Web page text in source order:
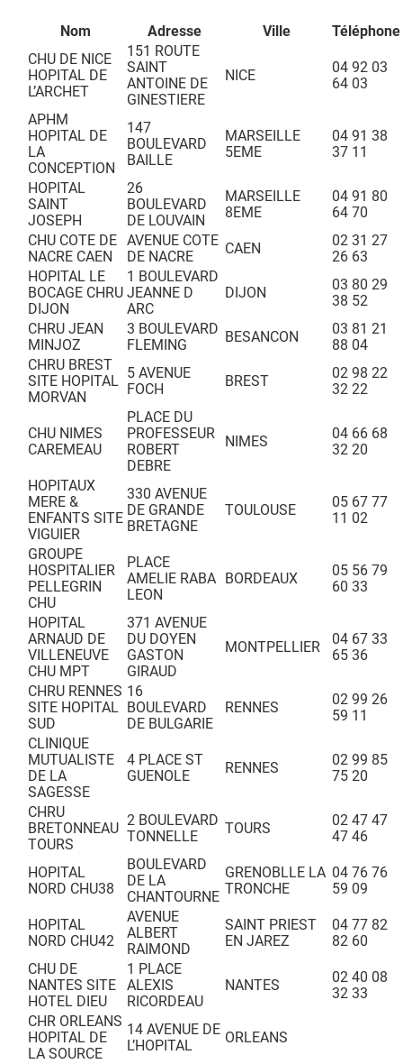
Nom Adresse Ville
Téléphone
CHU DE NICE
HOPITAL DE
L’ARCHET
151 ROUTE
SAINT
ANTOINE DE
GINESTIERE
NICE
04 92 03
64 03
APHM
HOPITAL DE
LA
CONCEPTION
147
BOULEVARD
BAILLE
MARSEILLE
5EME
04 91 38
37 11
HOPITAL
SAINT
JOSEPH
26
BOULEVARD
DE LOUVAIN
MARSEILLE
8EME
04 91 80
64 70
CHU COTE DE
NACRE CAEN
AVENUE COTE
DE NACRE
CAEN
02 31 27
26 63
HOPITAL LE
BOCAGE CHRU
DIJON
1 BOULEVARD
JEANNE D
ARC
DIJON
03 80 29
38 52
CHRU JEAN
MINJOZ
3 BOULEVARD
FLEMING
BESANCON
03 81 21
88 04
CHRU BREST
SITE HOPITAL
MORVAN
5 AVENUE
FOCH
BREST
02 98 22
32 22
CHU NIMES
CAREMEAU
PLACE DU
PROFESSEUR
ROBERT
DEBRE
NIMES
04 66 68
32 20
HOPITAUX
MERE &
ENFANTS SITE
VIGUIER
330 AVENUE
DE GRANDE
BRETAGNE
TOULOUSE
05 67 77
11 02
GROUPE
HOSPITALIER
PELLEGRIN
CHU
PLACE
AMELIE RABA
LEON
BORDEAUX
05 56 79
60 33
HOPITAL
ARNAUD DE
VILLENEUVE
CHU MPT
371 AVENUE
DU DOYEN
GASTON
GIRAUD
MONTPELLIER
04 67 33
65 36
CHRU RENNES
SITE HOPITAL
SUD
16
BOULEVARD
DE BULGARIE
RENNES
02 99 26
59 11
CLINIQUE
MUTUALISTE
DE LA
SAGESSE
4 PLACE ST
GUENOLE
RENNES
02 99 85
75 20
CHRU
BRETONNEAU
TOURS
2 BOULEVARD
TONNELLE
TOURS
02 47 47
47 46
HOPITAL
NORD CHU38
BOULEVARD
DE LA
CHANTOURNE
GRENOBLLE LA
TRONCHE
04 76 76
59 09
HOPITAL
NORD CHU42
AVENUE
ALBERT
RAIMOND
SAINT PRIEST
EN JAREZ
04 77 82
82 60
CHU DE
NANTES SITE
HOTEL DIEU
1 PLACE
ALEXIS
RICORDEAU
NANTES
02 40 08
32 33
CHR ORLEANS
HOPITAL DE
LA SOURCE
14 AVENUE DE
L’HOPITAL
ORLEANS